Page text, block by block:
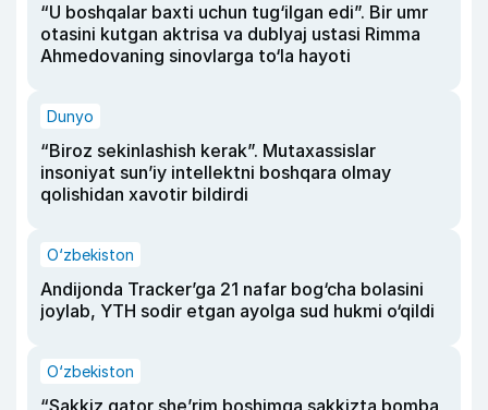
“U boshqalar baxti uchun tug‘ilgan edi”. Bir umr
otasini kutgan aktrisa va dublyaj ustasi Rimma
Ahmedovaning sinovlarga to‘la hayoti
Dunyo
“Biroz sekinlashish kerak”. Mutaxassislar
insoniyat sun’iy intellektni boshqara olmay
qolishidan xavotir bildirdi
O‘zbekiston
Andijonda Tracker’ga 21 nafar bog‘cha bolasini
joylab, YTH sodir etgan ayolga sud hukmi o‘qildi
O‘zbekiston
“Sakkiz qator she’rim boshimga sakkizta bomba